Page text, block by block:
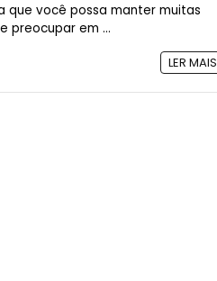
que você possa manter muitas
preocupar em ...
LER